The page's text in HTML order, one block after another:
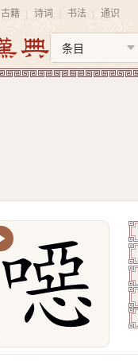
古籍 诗词 书法 通识